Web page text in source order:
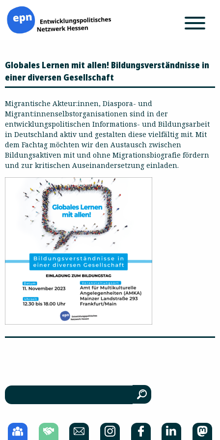
Inhalt
springen
Globales Lernen mit allen! Bildungsverständnisse in
einer diversen Gesellschaft
Migrantische Akteur:innen, Diaspora- und
Migrant:innenselbstorganisationen sind in der
entwicklungspolitischen Informations- und Bildungsarbeit
in Deutschland aktiv und gestalten diese vielfältig mit. Mit
dem Fachtag möchten wir den Austausch zwischen
Bildungsaktiven mit und ohne Migrationsbiografie fördern
und zur kritischen Auseinandersetzung einladen.